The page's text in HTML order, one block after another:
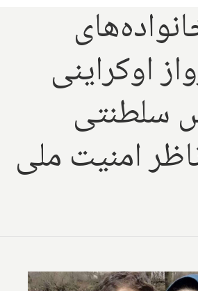
اوکراینی
سلطنتی
امنیت ملی